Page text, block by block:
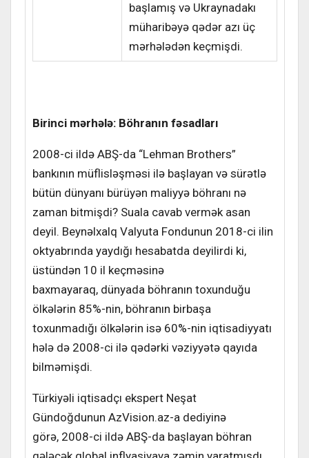
başlamış və Ukraynadakı
müharibəyə qədər azı üç
mərhələdən keçmişdi.
Birinci mərhələ: Böhranın fəsadları
2008-ci ildə ABŞ-da “Lehman Brothers”
bankının müflisləşməsi ilə başlayan və sürətlə
bütün dünyanı bürüyən maliyyə böhranı nə
zaman bitmişdi? Suala cavab vermək asan
deyil. Beynəlxalq Valyuta Fondunun 2018-ci ilin
oktyabrında yaydığı hesabatda deyilirdi ki,
üstündən 10 il keçməsinə
baxmayaraq, dünyada böhranın toxunduğu
ölkələrin 85%-nin, böhranın birbaşa
toxunmadığı ölkələrin isə 60%-nin iqtisadiyyatı
hələ də 2008-ci ilə qədərki vəziyyətə qayıda
bilməmişdi.
Türkiyəli iqtisadçı ekspert Neşat
Gündoğdunun AzVision.az-a dediyinə
görə, 2008-ci ildə ABŞ-da başlayan böhran